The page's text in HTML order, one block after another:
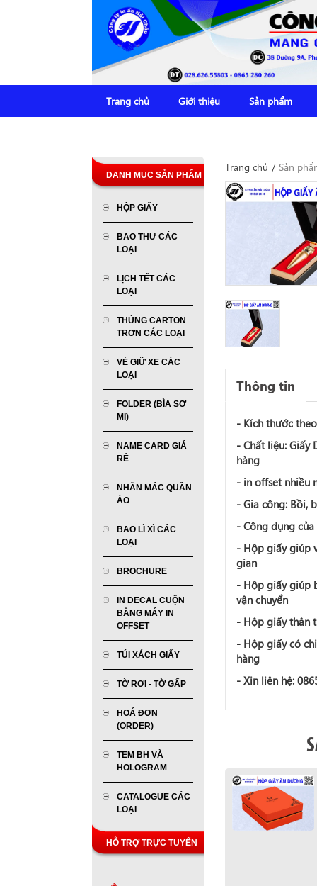
Trang chủ Giới thiệu Sản phẩm
DANH MỤC SẢN PHẨM
HỘP GIẤY
BAO THƯ CÁC
LOẠI
LỊCH TẾT CÁC
LOẠI
THÙNG CARTON
TRƠN CÁC LOẠI
VÉ GIỮ XE CÁC
LOẠI
FOLDER (BÌA SƠ
MI)
NAME CARD GIÁ
RẺ
NHÃN MÁC QUẦN
ÁO
BAO LÌ XÌ CÁC
LOẠI
BROCHURE
IN DECAL CUỘN
BẰNG MÁY IN
OFFSET
TÚI XÁCH GIẤY
TỜ RƠI - TỜ GẤP
HOÁ ĐƠN
(ORDER)
TEM BH VÀ
HOLOGRAM
CATALOGUE CÁC
LOẠI
HỖ TRỢ TRỰC TUYẾN
Trang chủ / Sản
Thông tin
- Kích thước
- Chất liệu: Giấy
hàng
- in offset nhiều
- Gia công: Bồi,
- Công dụng
- Hộp giấy giúp
gian
- Hộp giấygiúp
vận chuyển
- Hộp giấythân
- Hộp giấycó chi
hàng
- Xin liên hệ: